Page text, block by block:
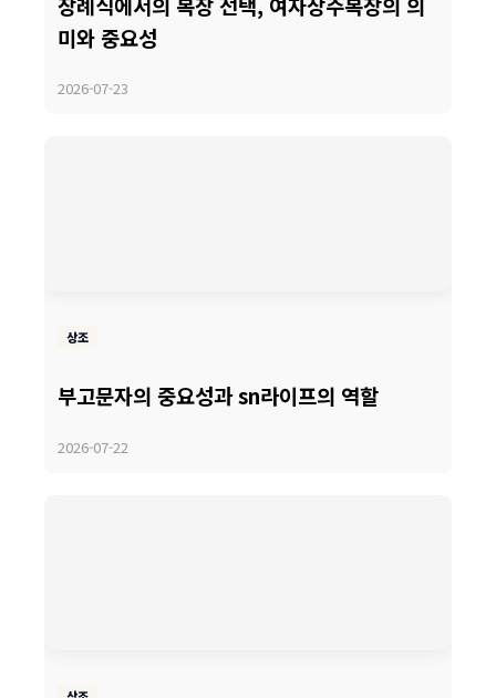
미와 중요성
2026-07-23
상조
부고문자의 중요성과 sn라이프의 역할
2026-07-22